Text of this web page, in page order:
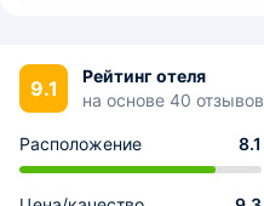
9.1
Рейтинг отеля
на основе 40 отзывов
Расположение 8.1